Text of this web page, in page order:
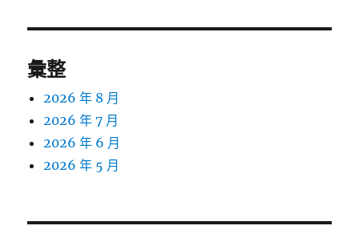
彙整
2026 年 8 月
2026 年 7 月
2026 年 6 月
2026 年 5 月